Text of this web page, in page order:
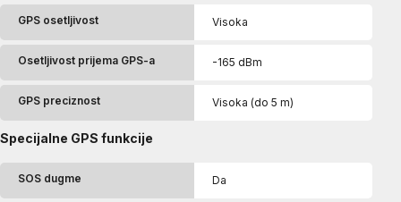
GPS osetljivost Visoka
Osetljivost prijema GPS-a -165 dBm
GPS preciznost Visoka (do 5 m)
Specijalne GPS funkcije
SOS dugme Da